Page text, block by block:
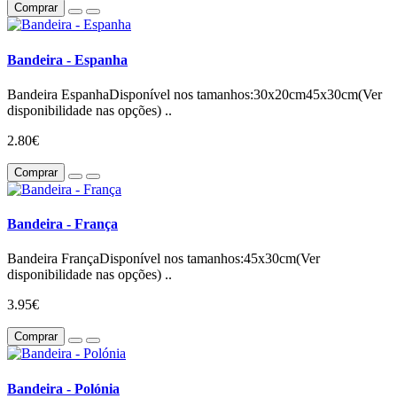
Comprar
Bandeira - Espanha
Bandeira EspanhaDisponível nos tamanhos:30x20cm45x30cm(Ver
disponibilidade nas opções) ..
2.80€
Comprar
Bandeira - França
Bandeira FrançaDisponível nos tamanhos:45x30cm(Ver
disponibilidade nas opções) ..
3.95€
Comprar
Bandeira - Polónia